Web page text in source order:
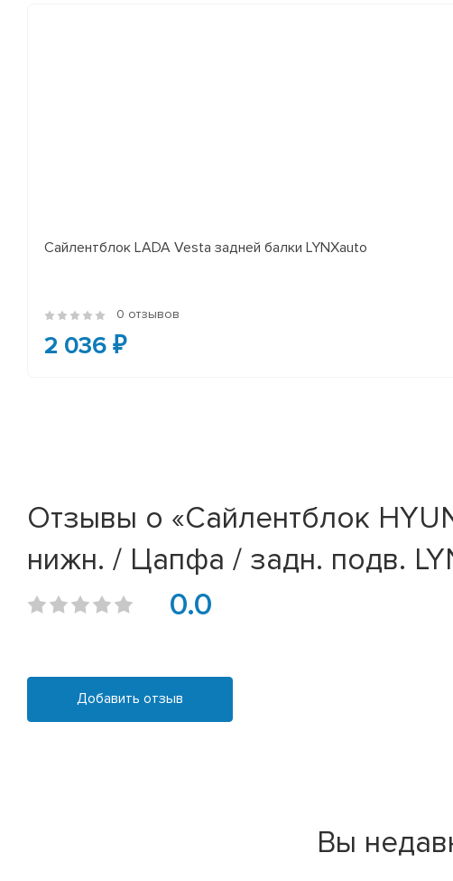
Сайлентблок LADA Vesta задней балки LYNXauto
0 отзывов
2 036 ₽
Отзывы о «Сайлентблок
нижн. / Цапфа / задн. подв.
0.0
Добавить отзыв
Вы